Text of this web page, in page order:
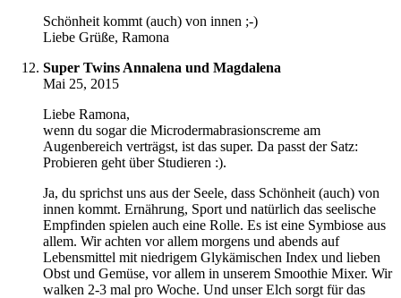
Schönheit kommt (auch) von innen ;-)
Liebe Grüße, Ramona
Super Twins Annalena und Magdalena
Mai 25, 2015
Liebe Ramona,
wenn du sogar die Microdermabrasionscreme am
Augenbereich verträgst, ist das super. Da passt der Satz:
Probieren geht über Studieren :).
Ja, du sprichst uns aus der Seele, dass Schönheit (auch) von
innen kommt. Ernährung, Sport und natürlich das seelische
Empfinden spielen auch eine Rolle. Es ist eine Symbiose aus
allem. Wir achten vor allem morgens und abends auf
Lebensmittel mit niedrigem Glykämischen Index und lieben
Obst und Gemüse, vor allem in unserem Smoothie Mixer. Wir
walken 2-3 mal pro Woche. Und unser Elch sorgt für das